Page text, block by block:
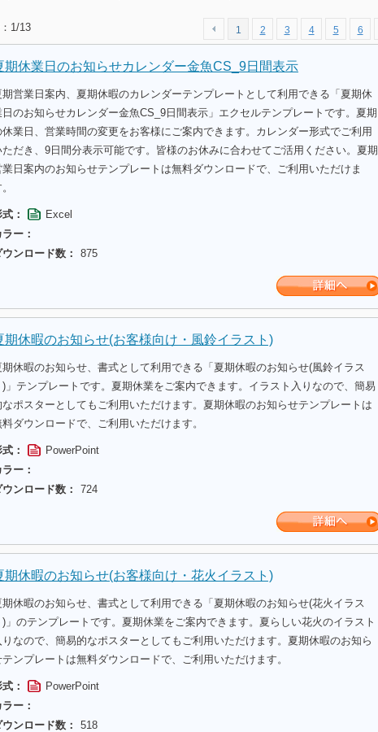
1/13 1 2 3 4 5 6
期休業日のお知らせカレンダー金魚CS_9日間表示
期営業日案内、夏期休暇のカレンダーテンプレートとして利用できる「夏期休
日のお知らせカレンダー金魚CS_9日間表示」エクセルテンプレートです。夏期
休業日、営業時間の変更をお客様にご案内できます。カレンダー形式でご利用
ただき、9日間分表示可能です。皆様のお休みに合わせてご活用ください。夏期
業日案内のお知らせテンプレートは無料ダウンロードで、ご利用いただけま
：
Excel
ラー：
ウンロード数：
875
期休暇のお知らせ(お客様向け・風鈴イラスト)
期休暇のお知らせ、書式として利用できる「夏期休暇のお知らせ(風鈴イラス
)」テンプレートです。夏期休業をご案内できます。イラスト入りなので、簡易
なポスターとしてもご利用いただけます。夏期休暇のお知らせテンプレートは
料ダウンロードで、ご利用いただけます。
：
PowerPoint
ラー：
ウンロード数：
724
期休暇のお知らせ(お客様向け・花火イラスト)
期休暇のお知らせ、書式として利用できる「夏期休暇のお知らせ(花火イラス
)」のテンプレートです。夏期休業をご案内できます。夏らしい花火のイラスト
りなので、簡易的なポスターとしてもご利用いただけます。夏期休暇のお知ら
テンプレートは無料ダウンロードで、ご利用いただけます。
：
PowerPoint
ラー：
ウンロード数：
518